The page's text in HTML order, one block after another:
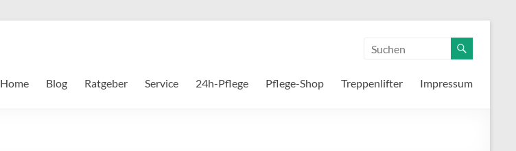
Home Blog Ratgeber Service 24h-Pflege Pflege-Shop Treppenlifter Impressum